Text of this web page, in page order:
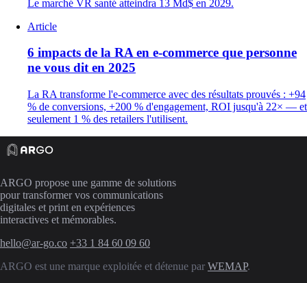
Le marché VR santé atteindra 13 Md$ en 2029.
Article
6 impacts de la RA en e-commerce que personne
ne vous dit en 2025
La RA transforme l'e-commerce avec des résultats prouvés : +94
% de conversions, +200 % d'engagement, ROI jusqu'à 22× — et
seulement 1 % des retailers l'utilisent.
ARGO propose une gamme de solutions
pour transformer vos communications
digitales et print en expériences
interactives et mémorables.
hello@ar-go.co +33 1 84 60 09 60
ARGO est une marque exploitée et détenue par WEMAP.